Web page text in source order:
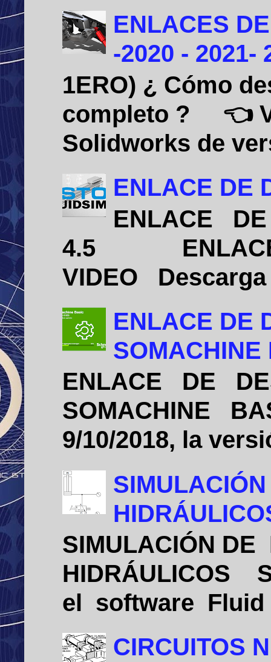
ENLACES
-2020 - 2021-
1ERO) ¿ Cómo
completo ? 👈
Solidworks de
ENLACE DE
ENLACE
4.5 ENLACE
VIDEO
ENLACE DE
SOMACHINE
ENLACE DE
SOMACHINE
9/10/2018, la
SIMULACIÓN
HIDRÁULICOS
el software Fluid
CIRCUITOS